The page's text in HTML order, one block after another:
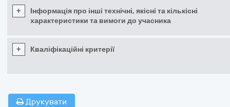
+
Інформація про інші технічні, якісні та кількісні
характеристики та вимоги до учасника
+ Кваліфікаційні критерії
Друкувати